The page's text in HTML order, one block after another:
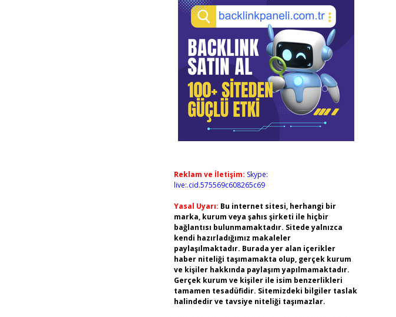
Reklam ve İletişim: Skype:
live:.cid.575569c608265c69
Yasal Uyarı: Bu internet sitesi, herhangi bir
marka, kurum veya şahıs şirketi ile hiçbir
bağlantısı bulunmamaktadır. Sitede yalnızca
kendi hazırladığımız makaleler
paylaşılmaktadır. Burada yer alan içerikler
haber niteliği taşımamakta olup, gerçek kurum
ve kişiler hakkında paylaşım yapılmamaktadır.
Gerçek kurum ve kişiler ile isim benzerlikleri
tamamen tesadüfidir. Sitemizdeki bilgiler taslak
halindedir ve tavsiye niteliği taşımazlar.